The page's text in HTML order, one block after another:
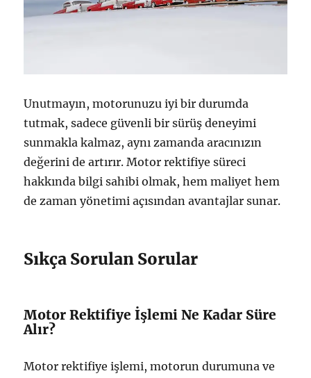
Unutmayın, motorunuzu iyi bir durumda
tutmak, sadece güvenli bir sürüş deneyimi
sunmakla kalmaz, aynı zamanda aracınızın
değerini de artırır. Motor rektifiye süreci
hakkında bilgi sahibi olmak, hem maliyet hem
de zaman yönetimi açısından avantajlar sunar.
Sıkça Sorulan Sorular
Motor Rektifiye İşlemi Ne Kadar Süre
Alır?
Motor rektifiye işlemi, motorun durumuna ve